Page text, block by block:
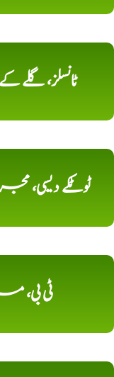
ٹانسلز،
ٹوٹکے دیسی،
ٹی بی،